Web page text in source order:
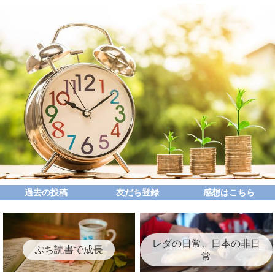
過去の投稿 友だち登録 感想はこちら
ぷち読書で成長
レダの日常、日本の非日
常